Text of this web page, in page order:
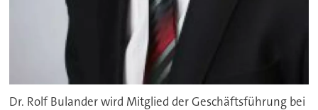
Dr. Rolf Bulander wird Mitglied der Geschäftsführung bei